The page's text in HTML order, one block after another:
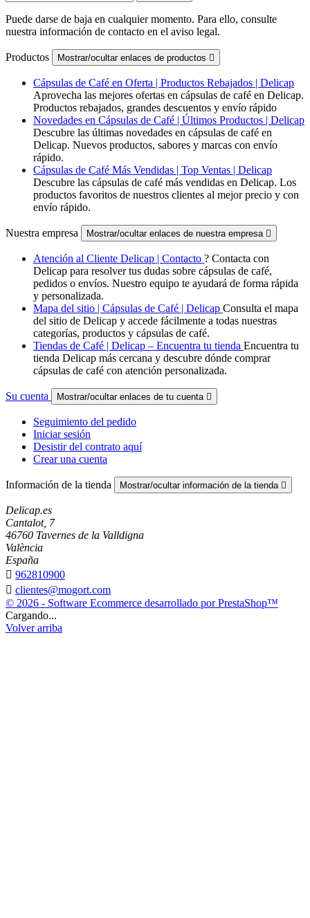
Puede darse de baja en cualquier momento. Para ello, consulte
nuestra información de contacto en el aviso legal.
Productos Mostrar/ocultar enlaces de productos 
Cápsulas de Café en Oferta | Productos Rebajados | Delicap
Aprovecha las mejores ofertas en cápsulas de café en Delicap.
Productos rebajados, grandes descuentos y envío rápido
Novedades en Cápsulas de Café | Últimos Productos | Delicap
Descubre las últimas novedades en cápsulas de café en
Delicap. Nuevos productos, sabores y marcas con envío
rápido.
Cápsulas de Café Más Vendidas | Top Ventas | Delicap
Descubre las cápsulas de café más vendidas en Delicap. Los
productos favoritos de nuestros clientes al mejor precio y con
envío rápido.
Nuestra empresa Mostrar/ocultar enlaces de nuestra empresa 
Atención al Cliente Delicap | Contacto ? Contacta con
Delicap para resolver tus dudas sobre cápsulas de café,
pedidos o envíos. Nuestro equipo te ayudará de forma rápida
y personalizada.
Mapa del sitio | Cápsulas de Café | Delicap Consulta el mapa
del sitio de Delicap y accede fácilmente a todas nuestras
categorías, productos y cápsulas de café.
Tiendas de Café | Delicap – Encuentra tu tienda Encuentra tu
tienda Delicap más cercana y descubre dónde comprar
cápsulas de café con atención personalizada.
Su cuenta Mostrar/ocultar enlaces de tu cuenta 
Seguimiento del pedido
Iniciar sesión
Desistir del contrato aquí
Crear una cuenta
Información de la tienda Mostrar/ocultar información de la tienda 
Delicap.es
Cantalot, 7
46760 Tavernes de la Valldigna
València
España
 962810900
 clientes@mogort.com
© 2026 - Software Ecommerce desarrollado por PrestaShop™
Cargando...
Volver arriba